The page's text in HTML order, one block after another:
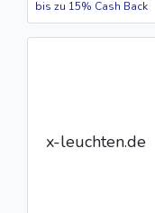
bis zu 15% Cash Back
x-leuchten.de